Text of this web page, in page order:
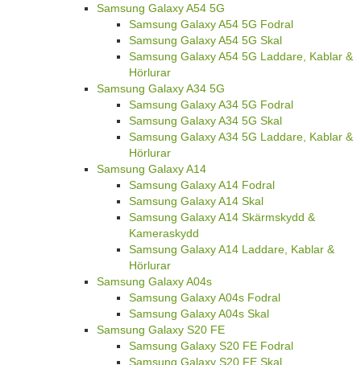
Samsung Galaxy A54 5G
Samsung Galaxy A54 5G Fodral
Samsung Galaxy A54 5G Skal
Samsung Galaxy A54 5G Laddare, Kablar &
Hörlurar
Samsung Galaxy A34 5G
Samsung Galaxy A34 5G Fodral
Samsung Galaxy A34 5G Skal
Samsung Galaxy A34 5G Laddare, Kablar &
Hörlurar
Samsung Galaxy A14
Samsung Galaxy A14 Fodral
Samsung Galaxy A14 Skal
Samsung Galaxy A14 Skärmskydd &
Kameraskydd
Samsung Galaxy A14 Laddare, Kablar &
Hörlurar
Samsung Galaxy A04s
Samsung Galaxy A04s Fodral
Samsung Galaxy A04s Skal
Samsung Galaxy S20 FE
Samsung Galaxy S20 FE Fodral
Samsung Galaxy S20 FE Skal